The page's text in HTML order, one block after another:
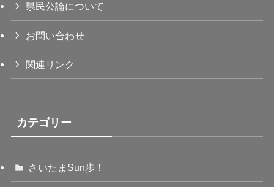
県民公論について
お問い合わせ
関連リンク
カテゴリー
さいたまSun歩！